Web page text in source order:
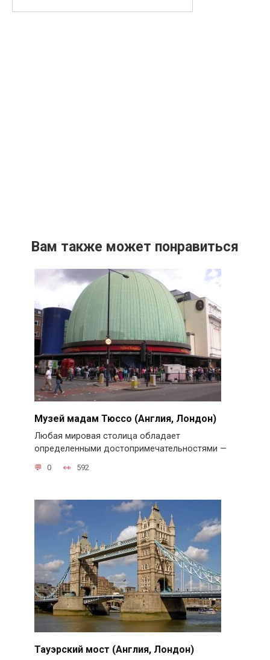
Вам также может понравиться
Музей мадам Тюссо (Англия, Лондон)
Любая мировая столица обладает
определенными достопримечательностями —
0 592
Тауэрский мост (Англия, Лондон)